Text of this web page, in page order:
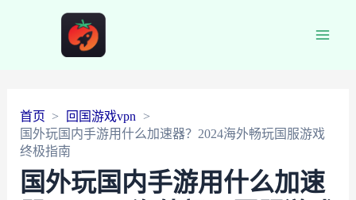
首页
回国游戏vpn
国外玩国内手游用什么加速器？2024海外畅玩国服游戏
终极指南
国外玩国内手游用什么加速